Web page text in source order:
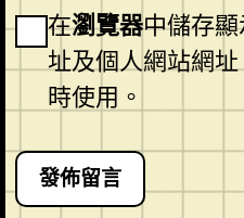
在瀏覽器中儲存
址及個人網站網
時使用。